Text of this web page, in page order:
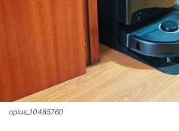
oplus_10485760